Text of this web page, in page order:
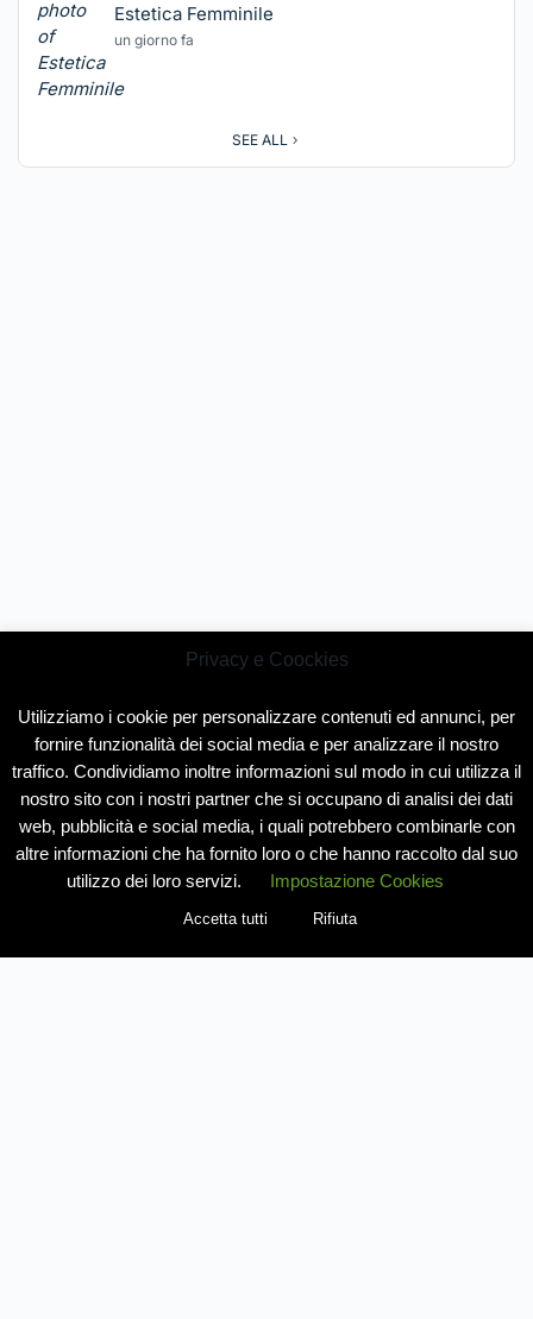
Estetica Femminile
un giorno fa
SEE ALL
Privacy e Coockies
Utilizziamo i cookie per personalizzare contenuti ed annunci, per
fornire funzionalità dei social media e per analizzare il nostro
traffico. Condividiamo inoltre informazioni sul modo in cui utilizza il
nostro sito con i nostri partner che si occupano di analisi dei dati
web, pubblicità e social media, i quali potrebbero combinarle con
altre informazioni che ha fornito loro o che hanno raccolto dal suo
utilizzo dei loro servizi.
Impostazione Cookies
Accetta tutti Rifiuta